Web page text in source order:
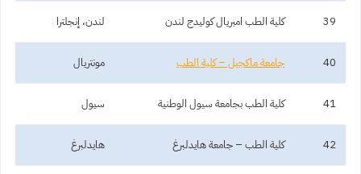
39 كلية الطب امبريال كوليدج لندن لندن، إنجلترا
40 جامعة ماكجيل – كلية الطب مونتريال
41 كلية الطب بجامعة سيول الوطنية سيول
42 كلية الطب – جامعة هايدلبرغ هايدلبرغ